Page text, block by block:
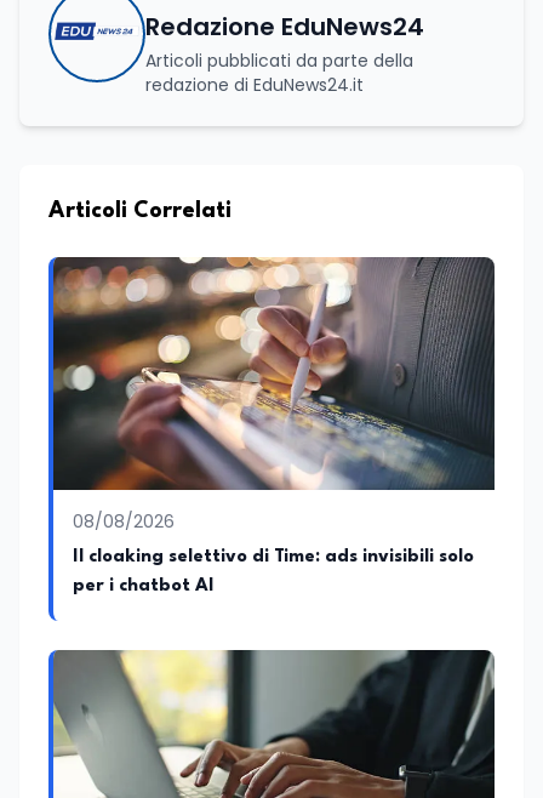
Redazione EduNews24
Articoli pubblicati da parte della
redazione di EduNews24.it
Articoli Correlati
08/08/2026
Il cloaking selettivo di Time: ads invisibili solo
per i chatbot AI